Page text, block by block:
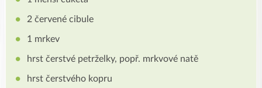
2 červené cibule
1 mrkev
hrst čerstvé petrželky, popř. mrkvové natě
hrst čerstvého kopru